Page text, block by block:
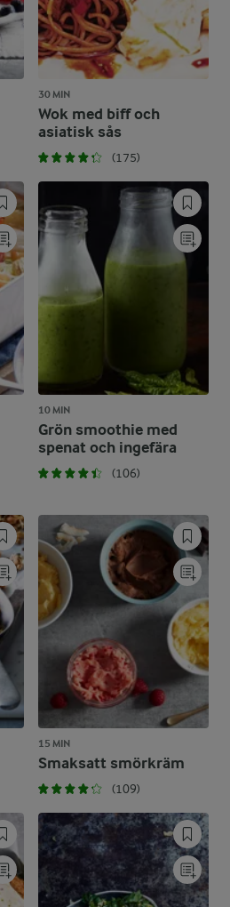
30 MIN
Wok med biff och
asiatisk sås
(175)
10 MIN
Grön smoothie med
spenat och ingefära
(106)
15 MIN
Smaksatt smörkräm
(109)